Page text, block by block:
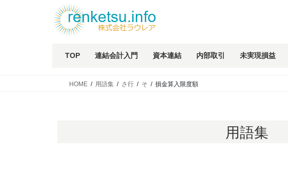
TOP 連結会計入門 資本連結 内部取引 未実現損益
HOME 用語集 さ行 そ 損金算入限度額
用語集